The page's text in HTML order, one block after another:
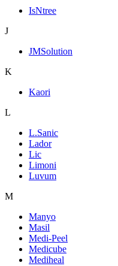
IsNtree
J
JMSolution
K
Kaori
L
L.Sanic
Lador
Lic
Limoni
Luvum
M
Manyo
Masil
Medi-Peel
Medicube
Mediheal